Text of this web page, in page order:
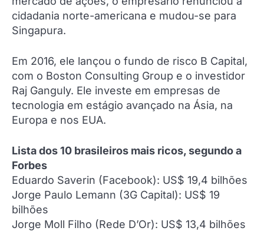
cidadania norte-americana e mudou-se para
Singapura.
Em 2016, ele lançou o fundo de risco B Capital,
com o Boston Consulting Group e o investidor
Raj Ganguly. Ele investe em empresas de
tecnologia em estágio avançado na Ásia, na
Europa e nos EUA.
Lista dos 10 brasileiros mais ricos, segundo a
Forbes
Eduardo Saverin (Facebook): US$ 19,4 bilhões
Jorge Paulo Lemann (3G Capital): US$ 19
bilhões
Jorge Moll Filho (Rede D’Or): US$ 13,4 bilhões